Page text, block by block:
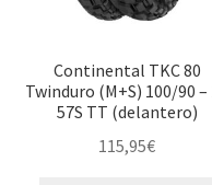
Continental TKC 80
Twinduro (M+S) 100/90 –
57S TT (delantero)
115,95€